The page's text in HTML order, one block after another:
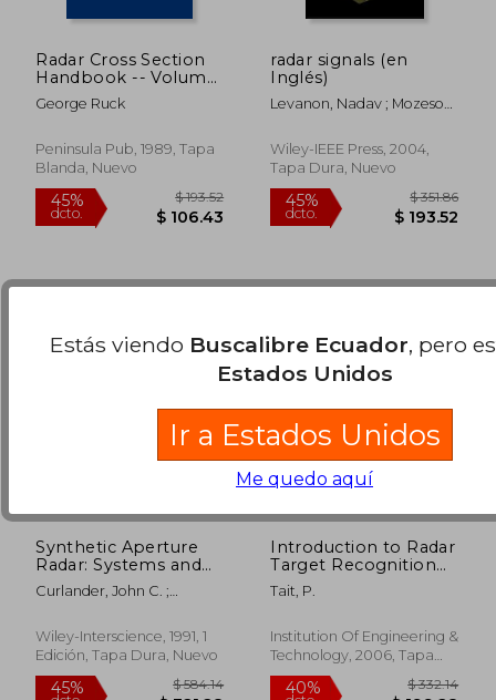
dcto. $ 204.53 dcto.
40%
dcto.
$ 349.64
$ 209.78
40%
dcto. $
Radar Cross Section
Handbook -- Volume
1 of a Two-Volume
set (en Inglés)
George Ruck
Peninsula Pub, 1989, Tapa
Blanda, Nuevo
radar signals (en
Inglés)
Levanon, Nadav ; Mozeson,
Wiley-IEEE Press, 2004,
Tapa Dura, Nuevo
Synthetic Aperture
Radar: Systems and
Signal Processing (en
Inglés)
Curlander, John C. ;
Wiley-Interscience, 1991, 1
Edición, Tapa Dura, Nuevo
Introduction to Radar
Target Recognition
(Electromagnetics
and Radar) (en Inglés)
Tait, P.
Institution Of Engineering &
Technology, 2006, Tapa
Dura, Nuevo
Estás viendo Buscalibre Ecuador, pero
Estados Unidos
Ir a Estados Unidos
Me quedo aquí